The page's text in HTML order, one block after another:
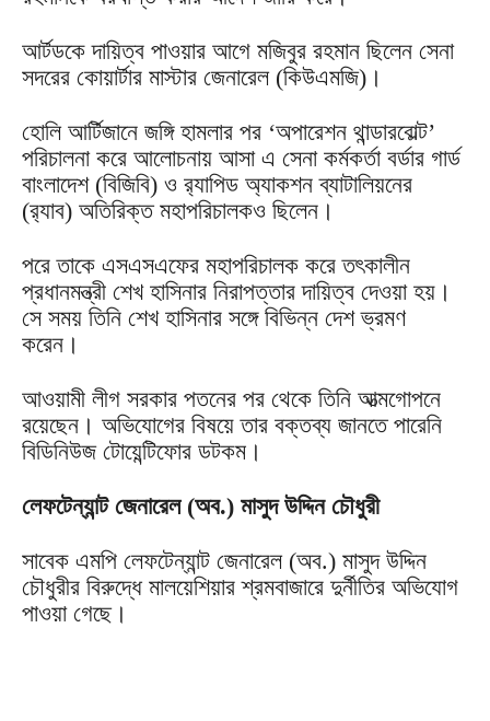
আর্টডকে দায়িত্ব পাওয়ার আগে মজিবুর রহমান ছিলেন সেনা
সদরের কোয়ার্টার মাস্টার জেনারেল (কিউএমজি)।
হোলি আর্টিজানে জঙ্গি হামলার পর ‘অপারেশন থান্ডারবোল্ট’
পরিচালনা করে আলোচনায় আসা এ সেনা কর্মকর্তা বর্ডার গার্ড
বাংলাদেশ (বিজিবি) ও র‌্যাপিড অ্যাকশন ব্যাটালিয়নের
(র‌্যাব) অতিরিক্ত মহাপরিচালকও ছিলেন।
পরে তাকে এসএসএফের মহাপরিচালক করে তৎকালীন
প্রধানমন্ত্রী শেখ হাসিনার নিরাপত্তার দায়িত্ব দেওয়া হয়।
সে সময় তিনি শেখ হাসিনার সঙ্গে বিভিন্ন দেশ ভ্রমণ
করেন।
আওয়ামী লীগ সরকার পতনের পর থেকে তিনি আত্মগোপনে
রয়েছেন। অভিযোগের বিষয়ে তার বক্তব্য জানতে পারেনি
বিডিনিউজ টোয়েন্টিফোর ডটকম।
লেফটেন্যান্ট জেনারেল (অব.) মাসুদ উদ্দিন চৌধুরী
সাবেক এমপি লেফটেন্যান্ট জেনারেল (অব.) মাসুদ উদ্দিন
চৌধুরীর বিরুদ্ধে মালয়েশিয়ার শ্রমবাজারে দুর্নীতির অভিযোগ
পাওয়া গেছে।